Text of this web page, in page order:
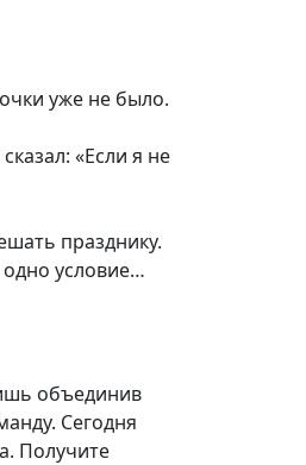
уже не было.
«Если я не
празднику.
условие…
объединив
Сегодня
Получите